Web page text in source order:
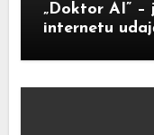
„Doktor AI” –
internetu